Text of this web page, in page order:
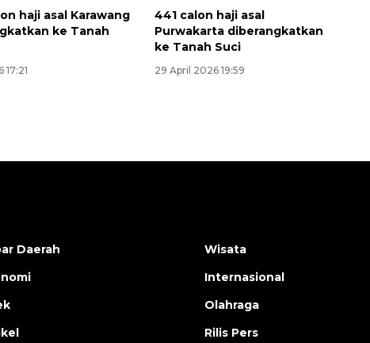
haji asal Karawang
ke Tanah
17:21
441 calon haji asal
Purwakarta diberangkatkan
ke Tanah Suci
29 April 2026 19:59
Daerah
Wisata
Internasional
Olahraga
Rilis Pers